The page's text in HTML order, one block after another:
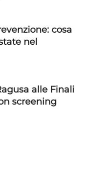
cosa
nel
alle Finali
screening